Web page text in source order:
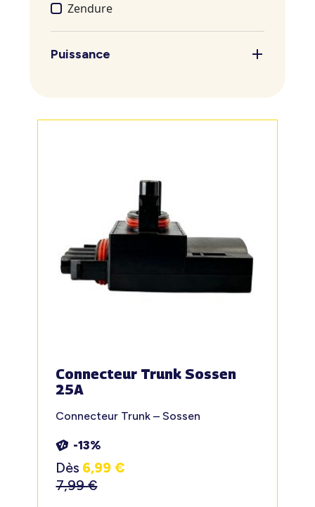
Zendure
Puissance
Connecteur Trunk Sossen
25A
Connecteur Trunk – Sossen
-13%
Dès 6,99€
7,99€